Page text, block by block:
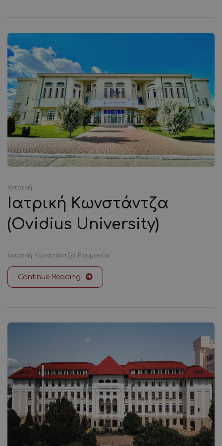
Ιατρική
Ιατρική Κωνστάντζα
(Ovidius University)
Ιατρική Κωνστάντζα Ρουμανία
Continue Reading